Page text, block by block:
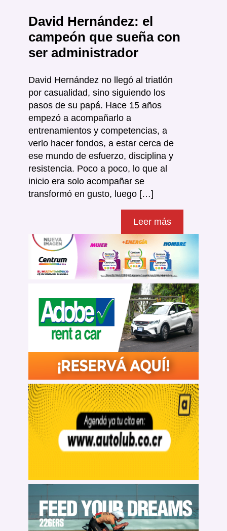
David Hernández: el
campeón que sueña con
ser administrador
David Hernández no llegó al triatlón
por casualidad, sino siguiendo los
pasos de su papá. Hace 15 años
empezó a acompañarlo a
entrenamientos y competencias, a
verlo hacer fondos, a estar cerca de
ese mundo de esfuerzo, disciplina y
resistencia. Poco a poco, lo que al
inicio era solo acompañar se
transformó en gusto, luego […]
Leer más